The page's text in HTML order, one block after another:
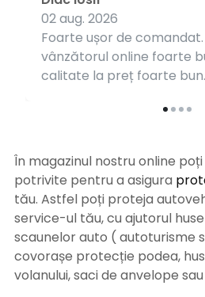
Foarte ușor de
vânzătorul online foarte
calitate la preț foarte
02 aug. 2026
În magazinul nostru online
potrivite pentru a asigura
tău. Astfel poți proteja
service-ul tău, cu ajutorul
scaunelor auto ( autoturisme
covorașe protecție podea,
volanului, saci de anvelope sau